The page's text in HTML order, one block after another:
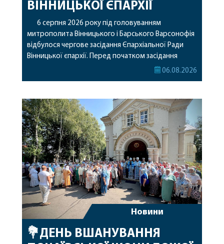
ВІННИЦЬКОЇ ЄПАРХІЇ
6 серпня 2026 року під головуванням
митрополита Вінницького і Барського Варсонофія
відбулося чергове засідання Єпархіальної Ради
Вінницької єпархії. Перед початком засідання
секретар Єпархіальної Ради від імені членів Ради
побажавши йому міцного здоров’я, Божої
допомоги, миру, духовної радості та
благословенних успіхів у подальшому
архіпастирському служінні. […]
06.08.2026
Новини
💐ДЕНЬ ВШАНУВАННЯ